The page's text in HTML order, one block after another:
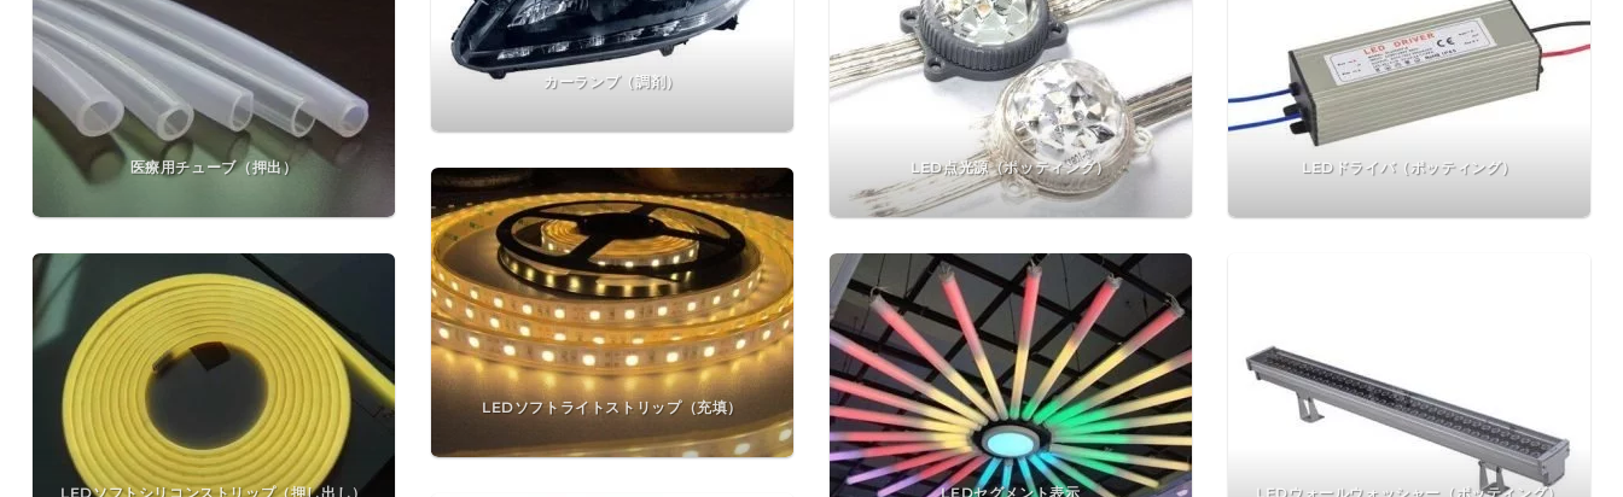
カーランプ（調剤）
医療用チューブ（押出） LED点光源（ポッティング） LEDドライバ（ポッティング）
LEDソフトライトストリップ（充填）
LEDソフトシリコンストリップ（押し出し） LEDセグメント表示 LEDウォールウォッシャー（ポッティング）